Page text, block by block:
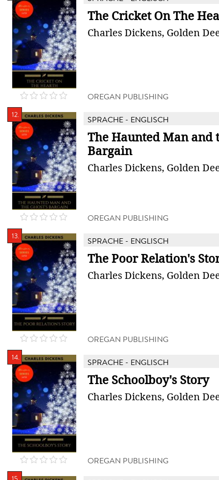
The Cricket On The
Charles Dickens, Golden
OREGAN PUBLISHING
12. SPRACHE - ENGLISCH
The Haunted Man and
Bargain
Charles Dickens, Golden
OREGAN PUBLISHING
13. SPRACHE - ENGLISCH
The Poor Relation's
Charles Dickens, Golden
OREGAN PUBLISHING
14. SPRACHE - ENGLISCH
The Schoolboy's Story
Charles Dickens, Golden
OREGAN PUBLISHING